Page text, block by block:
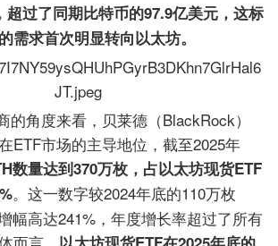
超过了同期比特币的97.9亿美元，这标
需求首次明显转向以太坊。
的角度来看，贝莱德（BlackRock）
ETF市场的主导地位，截至2025年
数量达到370万枚，占以太坊现货ETF
。这一数字较2024年底的110万枚
幅高达241%，年度增长率超过了所有